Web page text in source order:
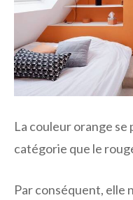
La couleur orange se
catégorie que le
Par conséquent, elle